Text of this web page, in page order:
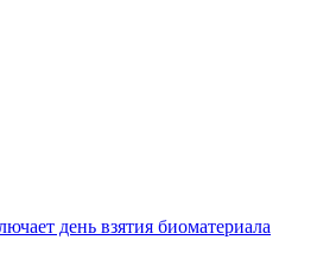
день взятия биоматериала